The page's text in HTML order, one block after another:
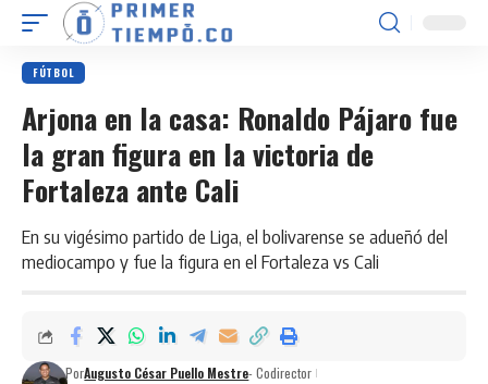
FÚTBOL
Arjona en la casa: Ronaldo Pájaro fue
la gran figura en la victoria de
Fortaleza ante Cali
En su vigésimo partido de Liga, el bolivarense se adueñó del
mediocampo y fue la figura en el Fortaleza vs Cali
PorAugusto César Puello Mestre- Codirector